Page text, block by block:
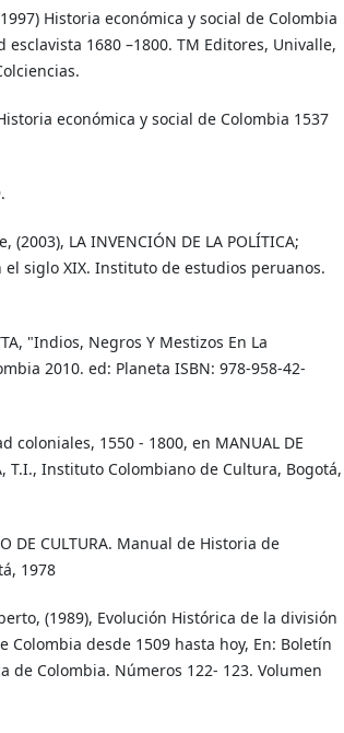
Historia económica y social de Colombia
esclavista 1680 –1800. TM Editores, Univalle,
económica y social de Colombia 1537
(2003), LA INVENCIÓN DE LA POLÍTICA;
el siglo XIX. Instituto de estudios peruanos.
"Indios, Negros Y Mestizos En La
2010. ed: Planeta ISBN: 978-958-42-
coloniales, 1550 - 1800, en MANUAL DE
T.I., Instituto Colombiano de Cultura, Bogotá,
DE CULTURA. Manual de Historia de
1978
(1989), Evolución Histórica de la división
desde 1509 hasta hoy, En: Boletín
de Colombia. Números 122- 123. Volumen